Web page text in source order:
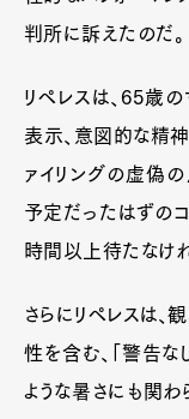
判所に訴えたのだ。
リペレスは、65歳
表示、意図的な精
ァイリングの虚偽
予定だったはずの
時間以上待たなけ
さらにリペレスは、
性を含む、「警告な
ような暑さにも関わ